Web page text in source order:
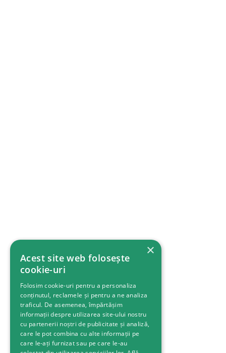
×
Acest site web folosește
cookie-uri
Folosim cookie-uri pentru a personaliza
conținutul, reclamele și pentru a ne analiza
traficul. De asemenea, împărtășim
informații despre utilizarea site-ului nostru
cu partenerii noștri de publicitate și analiză,
care le pot combina cu alte informații pe
care le-ați furnizat sau pe care le-au